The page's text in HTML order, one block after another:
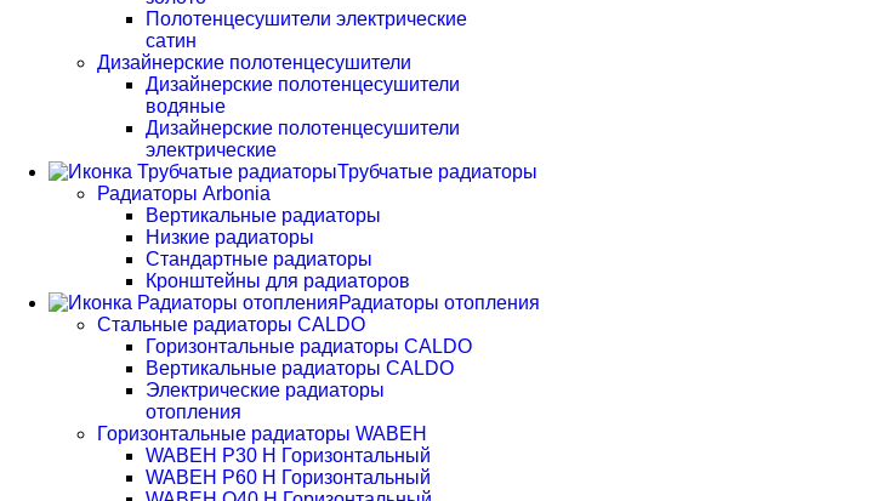
Полотенцесушители электрические
сатин
Дизайнерские полотенцесушители
Дизайнерские полотенцесушители
водяные
Дизайнерские полотенцесушители
электрические
Трубчатые радиаторы
Радиаторы Arbonia
Вертикальные радиаторы
Низкие радиаторы
Стандартные радиаторы
Кронштейны для радиаторов
Радиаторы отопления
Стальные радиаторы CALDO
Горизонтальные радиаторы CALDO
Вертикальные радиаторы CALDO
Электрические радиаторы
отопления
Горизонтальные радиаторы WABEH
WABEH P30 H Горизонтальный
WABEH P60 H Горизонтальный